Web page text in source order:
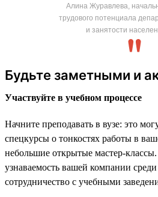
Алина Журавлева,
трудового потенциала
и занятости
Будьте заметными и
Участвуйте в учебном процессе
Начните преподавать в вузе: это
спецкурсы о тонкостях работы в
небольшие открытые мастер-
узнаваемость вашей компании
сотрудничество с учебными